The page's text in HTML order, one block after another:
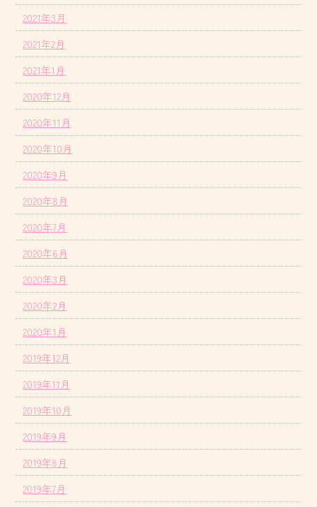
2021年3月
2021年2月
2021年1月
2020年12月
2020年11月
2020年10月
2020年9月
2020年8月
2020年7月
2020年6月
2020年3月
2020年2月
2020年1月
2019年12月
2019年11月
2019年10月
2019年9月
2019年8月
2019年7月